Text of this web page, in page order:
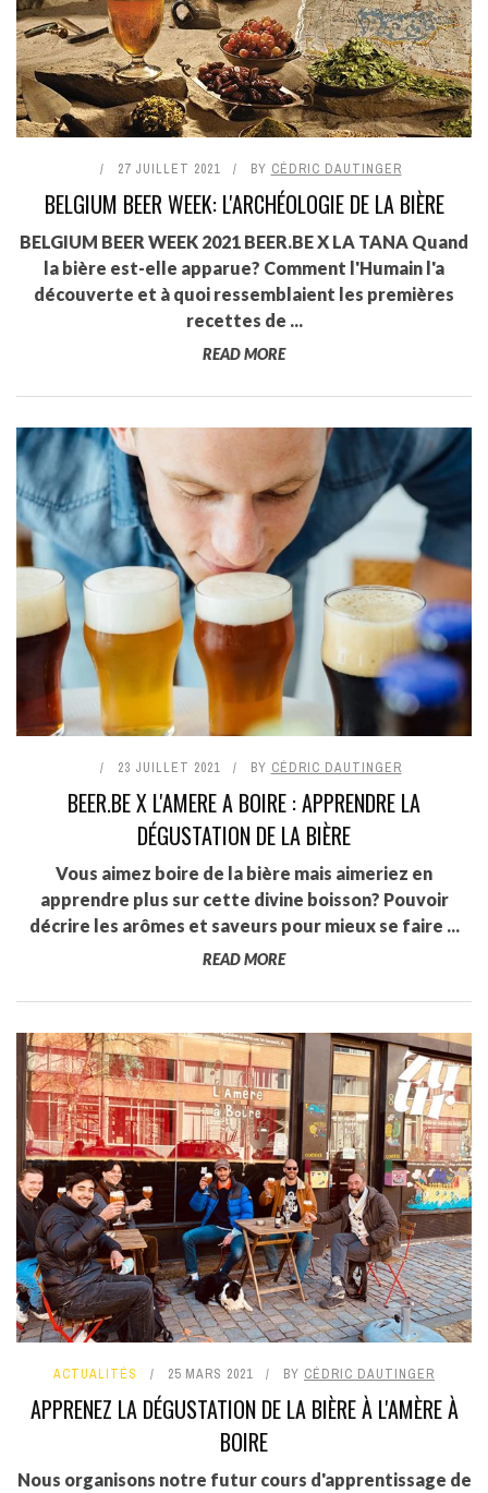
27 JUILLET 2021 BY CÉDRIC DAUTINGER
BELGIUM BEER WEEK: L'ARCHÉOLOGIE DE LA BIÈRE
BELGIUM BEER WEEK 2021 BEER.BE X LA TANA Quand
la bière est-elle apparue? Comment l'Humain l'a
découverte et à quoi ressemblaient les premières
recettes de ...
READ MORE
23 JUILLET 2021 BY CÉDRIC DAUTINGER
BEER.BE X L'AMERE A BOIRE : APPRENDRE LA
DÉGUSTATION DE LA BIÈRE
Vous aimez boire de la bière mais aimeriez en
apprendre plus sur cette divine boisson? Pouvoir
décrire les arômes et saveurs pour mieux se faire ...
READ MORE
ACTUALITÉS 25 MARS 2021 BY CÉDRIC DAUTINGER
APPRENEZ LA DÉGUSTATION DE LA BIÈRE À L'AMÈRE À
BOIRE
Nous organisons notre futur cours d'apprentissage de